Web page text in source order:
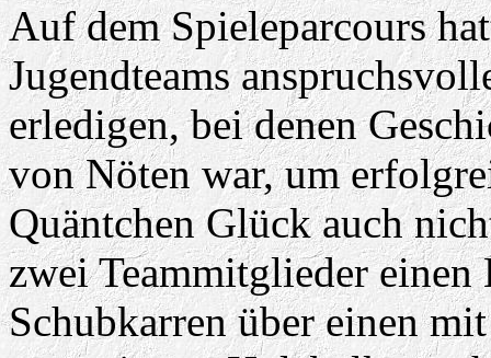
Auf dem Spieleparcours
Jugendteams
erledigen, bei denen
von Nöten war, um
Quäntchen Glück auch
zwei Teammitglieder einen
Schubkarren über einen